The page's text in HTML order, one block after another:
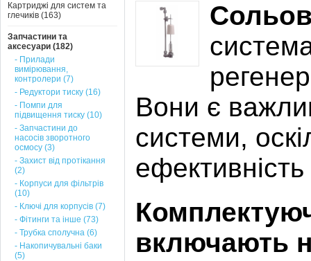
Картриджі для систем та
глечиків (163)
Запчастини та
аксесуари (182)
- Прилади
вимірювання,
контролери (7)
- Редуктори тиску (16)
- Помпи для
підвищення тиску (10)
- Запчастини до
насосів зворотного
осмосу (3)
- Захист від протікання
(2)
- Корпуси для фільтрів
(10)
- Ключі для корпусів (7)
- Фітинги та інше (73)
- Трубка сполучна (6)
- Накопичувальні баки
(5)
Вони є
системи,
ефективність
включають